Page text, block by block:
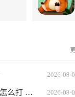
2026-08-
洛克王国古卷执政官命定花种怎么打 古卷执政官命定花种打法攻略 2026-08-